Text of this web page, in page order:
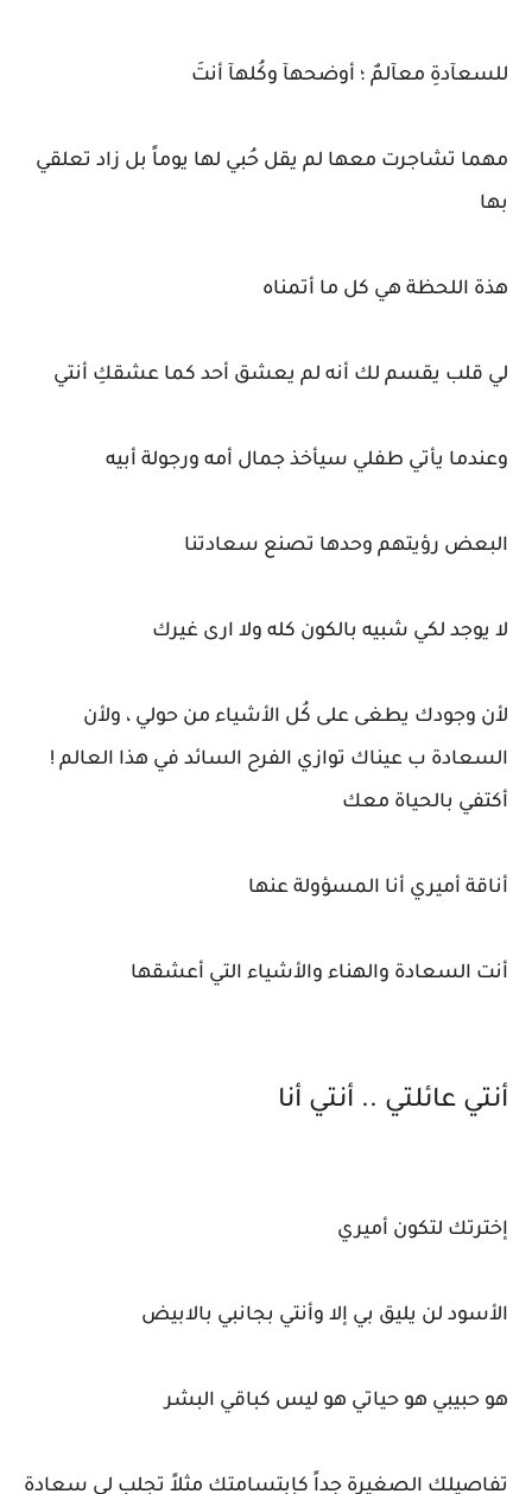
للسعآدةِ معآلمٌ ؛ أوضحهآ وكُلهآ أنتَ
مهما تشاجرت معها لم يقل حُبي لها يوماً بل زاد تعلقي
بها
هذة اللحظة هي كل ما أتمناه
لي قلب يقسم لك أنه لم يعشق أحد كما عشقكِ أنتي
وعندما يأتي طفلي سيأخذ جمال أمه ورجولة أبيه
البعض رؤيتهم وحدها تصنع سعادتنا
لا يوجد لكي شبيه بالكون كله ولا ارى غيرك
لأن وجودك يطغى على كُل الأشياء من حولي ، ولأن
السعادة ب عيناك توازي الفرح السائد في هذا العالم !
أكتفي بالحياة معك
أناقة أميري أنا المسؤولة عنها
أنت السعادة والهناء والأشياء التي أعشقها
أنتي عائلتي .. أنتي أنا
إخترتك لتكون أميري
الأسود لن يليق بي إلا وأنتي بجانبي بالابيض
هو حبيبي هو حياتي هو ليس كباقي البشر
تفاصيلك الصغيرة جداً كإبتسامتك مثلاً تجلب لي سعادة